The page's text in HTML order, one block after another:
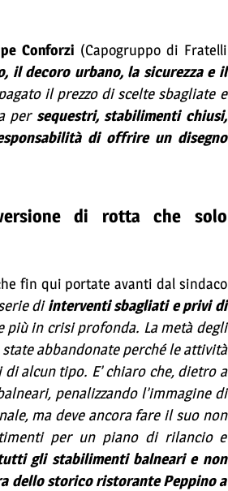
Conforzi (Capogruppo di Fratelli
il decoro urbano, la sicurezza e il
il prezzo di scelte sbagliate e
per sequestri, stabilimenti chiusi,
di offrire un disegno
di rotta che solo
fin qui portate avanti dal sindaco
diinterventi sbagliati e privi di
più in crisi profonda. La metà degli
abbandonate perché le attività
alcun tipo. E’ chiaro che, dietro a
penalizzando l’immagine di
ma deve ancora fare il suo non
per un piano di rilancio e
gli stabilimenti balneari e non
dello storico ristorante Peppino a